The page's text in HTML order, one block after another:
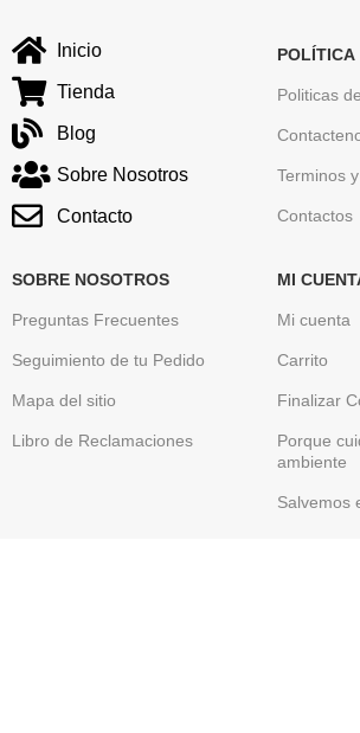
Inicio
Tienda
Blog
Sobre Nosotros
Contacto
POLÍTICA
Politicas
Terminos
Contactos
SOBRE NOSOTROS
Preguntas Frecuentes
Seguimiento de tu Pedido
Mapa del sitio
Libro de Reclamaciones
MI
Mi cuenta
Carrito
Finalizar
Porque
ambiente
Salvemos